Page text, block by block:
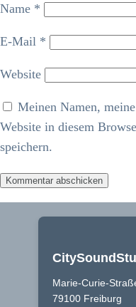
Name *
E-Mail *
Website
Meinen Namen,
Website in diesem
speichern.
Marie-Curie-
79100 Freiburg